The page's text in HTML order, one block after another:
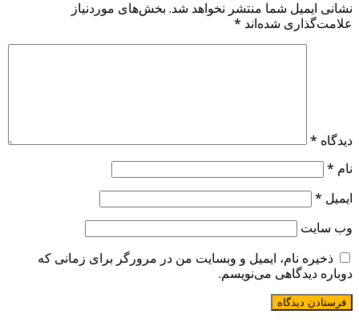
نشانی ایمیل شما منتشر نخواهد شد. بخش‌های موردنیاز
علامت‌گذاری شده‌اند *
دیدگاه *
نام *
ایمیل *
وب‌ سایت
ذخیره نام، ایمیل و وبسایت من در مرورگر برای زمانی که
دوباره دیدگاهی می‌نویسم.